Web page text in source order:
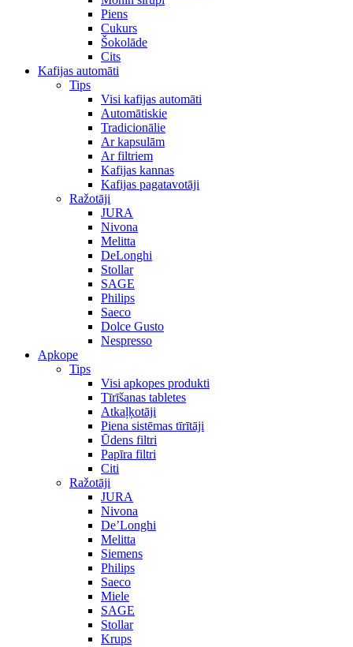
Piens
Cukurs
Šokolāde
Cits
Kafijas automāti
Tips
Visi kafijas automāti
Automātiskie
Tradicionālie
Ar kapsulām
Ar filtriem
Kafijas kannas
Kafijas pagatavotāji
Ražotāji
JURA
Nivona
Melitta
DeLonghi
Stollar
SAGE
Philips
Saeco
Dolce Gusto
Nespresso
Apkope
Tips
Visi apkopes produkti
Tīrīšanas tabletes
Atkaļķotāji
Piena sistēmas tīrītāji
Ūdens filtri
Papīra filtri
Citi
Ražotāji
JURA
Nivona
De’Longhi
Melitta
Siemens
Philips
Saeco
Miele
SAGE
Stollar
Krups